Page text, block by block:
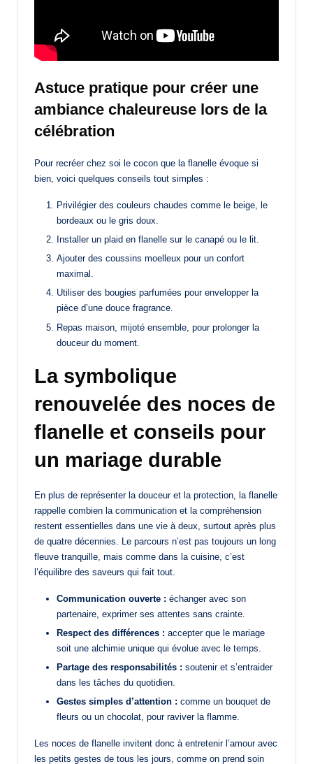
Astuce pratique pour créer une
ambiance chaleureuse lors de la
célébration
Pour recréer chez soi le cocon que la flanelle évoque si
bien, voici quelques conseils tout simples :
Privilégier des couleurs chaudes comme le beige, le
bordeaux ou le gris doux.
Installer un plaid en flanelle sur le canapé ou le lit.
Ajouter des coussins moelleux pour un confort
maximal.
Utiliser des bougies parfumées pour envelopper la
pièce d’une douce fragrance.
Repas maison, mijoté ensemble, pour prolonger la
douceur du moment.
La symbolique
renouvelée des noces de
flanelle et conseils pour
un mariage durable
En plus de représenter la douceur et la protection, la flanelle
rappelle combien la communication et la compréhension
restent essentielles dans une vie à deux, surtout après plus
de quatre décennies. Le parcours n’est pas toujours un long
fleuve tranquille, mais comme dans la cuisine, c’est
l’équilibre des saveurs qui fait tout.
Communication ouverte : échanger avec son
partenaire, exprimer ses attentes sans crainte.
Respect des différences : accepter que le mariage
soit une alchimie unique qui évolue avec le temps.
Partage des responsabilités : soutenir et s’entraider
dans les tâches du quotidien.
Gestes simples d’attention : comme un bouquet de
fleurs ou un chocolat, pour raviver la flamme.
Les noces de flanelle invitent donc à entretenir l’amour avec
les petits gestes de tous les jours, comme on prend soin